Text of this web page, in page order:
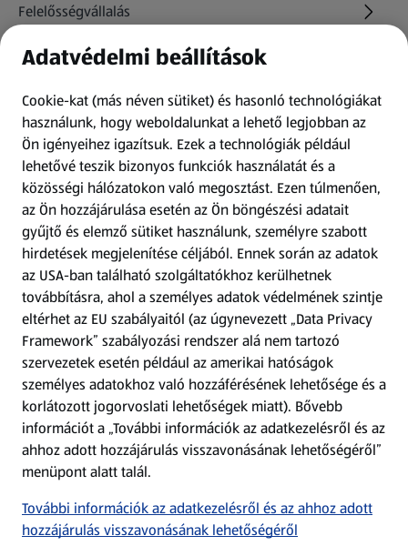
Felelősségvállalás
Információk
Kérdőív
Fizetési lehetőségek
ALDI utalványok
Árcsökkentés
Adattörlő alkalmazás
Szervizpont
(új oldalon nyílik meg)
Fedezz fel minket az interneten!
Töltsd le az ALDI Magyarország applikációt!
Adatvédelmi beállítások
Cookie-kat (más néven sütiket) és hasonló technológiákat
használunk, hogy weboldalunkat a lehető legjobban az
Ön igényeihez igazítsuk. Ezek a technológiák például
lehetővé teszik bizonyos funkciók használatát és a
közösségi hálózatokon való megosztást. Ezen túlmenően,
az Ön hozzájárulása esetén az Ön böngészési adatait
gyűjtő és elemző sütiket használunk, személyre szabott
hirdetések megjelenítése céljából. Ennek során az adatok
az USA-ban található szolgáltatókhoz kerülhetnek
továbbításra, ahol a személyes adatok védelmének szintje
eltérhet az EU szabályaitól (az úgynevezett „Data Privacy
Framework” szabályozási rendszer alá nem tartozó
szervezetek esetén például az amerikai hatóságok
személyes adatokhoz való hozzáférésének lehetősége és a
korlátozott jogorvoslati lehetőségek miatt). Bővebb
információt a „További információk az adatkezelésről és az
ahhoz adott hozzájárulás visszavonásának lehetőségéről”
menüpont alatt talál.
További információk az adatkezelésről és az ahhoz adott
hozzájárulás visszavonásának lehetőségéről